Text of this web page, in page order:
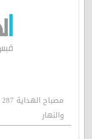
والنهار